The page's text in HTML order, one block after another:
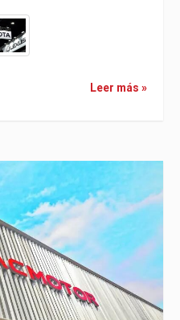
Leer más »